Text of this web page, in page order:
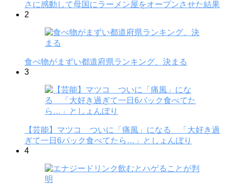
さに感動して母国にラーメン屋をオープンさせた結果
2
食べ物がまずい都道府県ランキング、決まる
3
【芸能】マツコ ついに「痛風」になる 「大好き過
ぎて一日6パック食べてたら…」としょんぼり
4